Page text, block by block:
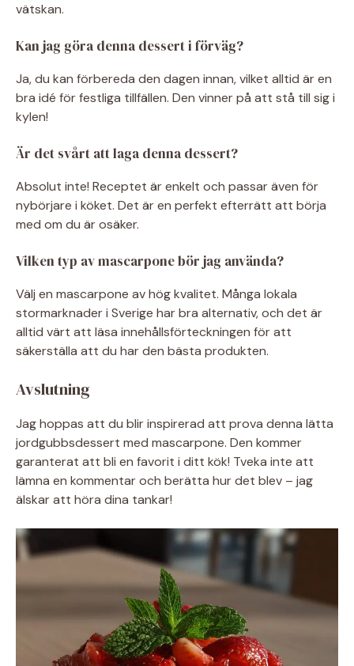
vätskan.
Kan jag göra denna dessert i förväg?
Ja, du kan förbereda den dagen innan, vilket alltid är en
bra idé för festliga tillfällen. Den vinner på att stå till sig i
kylen!
Är det svårt att laga denna dessert?
Absolut inte! Receptet är enkelt och passar även för
nybörjare i köket. Det är en perfekt efterrätt att börja
med om du är osäker.
Vilken typ av mascarpone bör jag använda?
Välj en mascarpone av hög kvalitet. Många lokala
stormarknader i Sverige har bra alternativ, och det är
alltid värt att läsa innehållsförteckningen för att
säkerställa att du har den bästa produkten.
Avslutning
Jag hoppas att du blir inspirerad att prova denna lätta
jordgubbsdessert med mascarpone. Den kommer
garanterat att bli en favorit i ditt kök! Tveka inte att
lämna en kommentar och berätta hur det blev – jag
älskar att höra dina tankar!